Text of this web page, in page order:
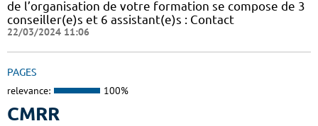
de l’organisation de votre formation se compose de 3
conseiller(e)s et 6 assistant(e)s : Contact
22/03/2024 11:06
PAGES
relevance: 100%
CMRR